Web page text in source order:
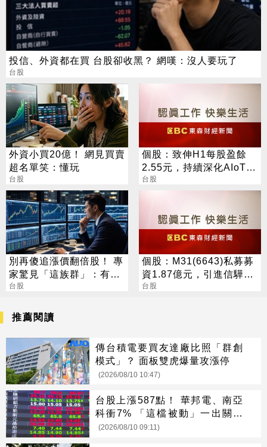
投信、外資都在買 台股卻收黑？ 網嘆：沒人要玩了
台股
外資小買20億！ 網見買賣
超名單笑：懂玩
台股
個股：致伸H1每股盈餘
2.55元，持續深化AIoT、
AI智慧監控、機器人與車
台股
別再傻追漲價翻倍股！ 專
家驚見「這族群」：有資
金進駐
台股
個股：M31(6643)私募募
資1.87億元，引進信驊為
策略性投資人
台股
推薦閱讀
傳台積電要買友達廠比照「群創
模式」？ 面板雙虎爆量攻漲停
(2026/08/10 10:47)
台股上漲587點！ 華邦電、南亞
科衝7% 「這檔被動」一出關就
漲停
(2026/08/10 09:11)